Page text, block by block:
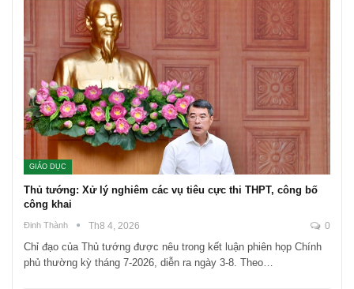
GIÁO DỤC
Thủ tướng: Xử lý nghiêm các vụ tiêu cực thi THPT, công bố
công khai
Đinh Thành Th8 4, 2026 0
Chỉ đạo của Thủ tướng được nêu trong kết luận phiên họp Chính
phủ thường kỳ tháng 7-2026, diễn ra ngày 3-8. Theo…